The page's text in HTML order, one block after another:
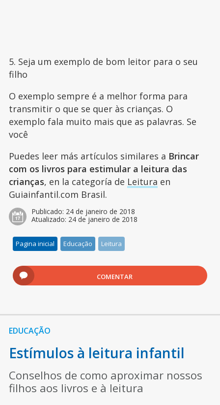
5. Seja um exemplo de bom leitor para o seu
filho
O exemplo sempre é a melhor forma para
transmitir o que se quer às crianças. O
exemplo fala muito mais que as palavras. Se
você
Puedes leer más artículos similares a Brincar
com os livros para estimular a leitura das
crianças, en la categoría de Leitura en
Guiainfantil.com Brasil.
Publicado: 24 de janeiro de 2018
Atualizado: 24 de janeiro de 2018
Pagina inicial Educação Leitura
COMENTAR
EDUCAÇÃO
Estímulos à leitura infantil
Conselhos de como aproximar nossos
filhos aos livros e à leitura